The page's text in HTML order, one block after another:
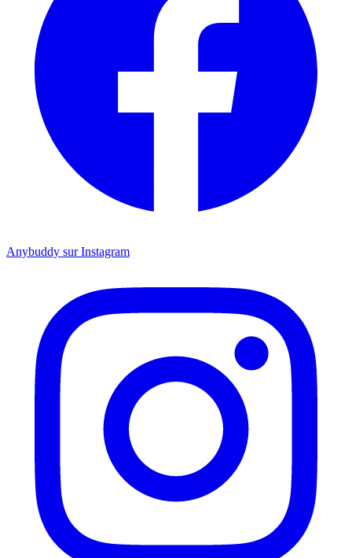
Anybuddy sur Instagram